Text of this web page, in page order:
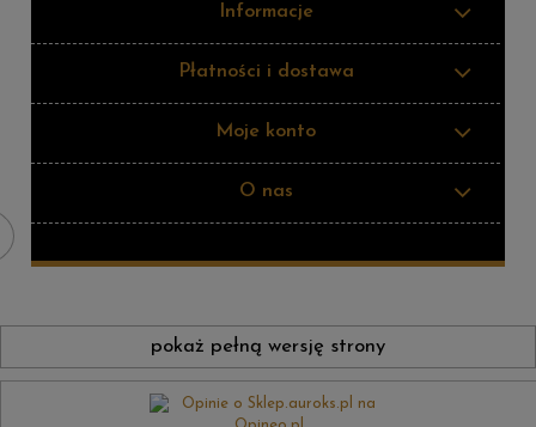
Informacje
Płatności i dostawa
Moje konto
O nas
pokaż pełną wersję strony